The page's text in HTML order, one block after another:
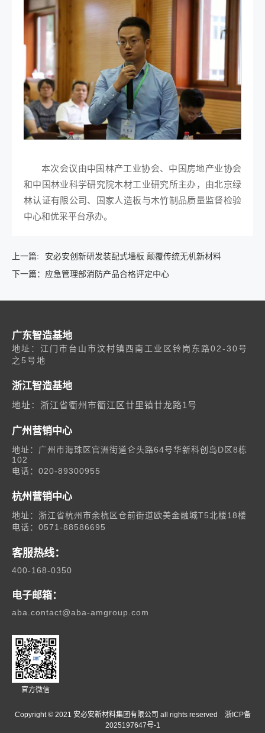
本次会议由中国林产工业协会、中国房地产业协会
和中国林业科学研究院木材工业研究所主办，由北京绿
林认证有限公司、国家人造板与木竹制品质量监督检验
中心和优采平台承办。
上一篇:
安必安创新研发装配式墙板 颠覆传统无机新材料
下一篇： 应急管理部消防产品合格评定中心
广东智造基地
地址：江门市台山市汶村镇西南工业区铃岗东路02-30号
之5号地
浙江智造基地
地址：浙江省衢州市衢江区廿里镇廿龙路1号
广州营销中心
地址：广州市海珠区官洲街道仑头路64号华新科创岛D区8栋
102
电话：020-89300955
杭州营销中心
地址：浙江省杭州市余杭区仓前街道欧美金融城T5北楼18楼
电话：0571-88586695
客服热线：
400-168-0350
电子邮箱：
aba.contact@aba-amgroup.com
官方微信
Copyright © 2021 安必安新材料集团有限公司 all rights reserved 浙ICP备
2025197647号-1